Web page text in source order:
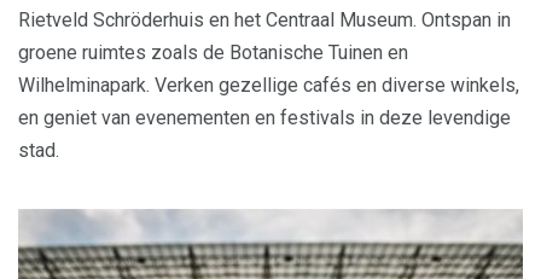
Rietveld Schröderhuis en het Centraal Museum. Ontspan in
groene ruimtes zoals de Botanische Tuinen en
Wilhelminapark. Verken gezellige cafés en diverse winkels,
en geniet van evenementen en festivals in deze levendige
stad.